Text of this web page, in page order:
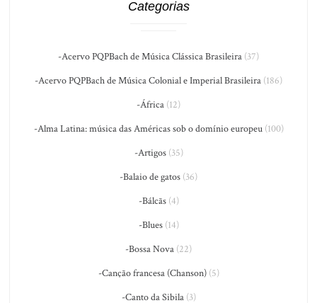
Categorias
-Acervo PQPBach de Música Clássica Brasileira (37)
-Acervo PQPBach de Música Colonial e Imperial Brasileira (186)
-África (12)
-Alma Latina: música das Américas sob o domínio europeu(100)
-Artigos(35)
-Balaio de gatos (36)
-Bálcãs(4)
-Blues(14)
-Bossa Nova (22)
-Canção francesa (Chanson)(5)
-Canto da Sibila(3)